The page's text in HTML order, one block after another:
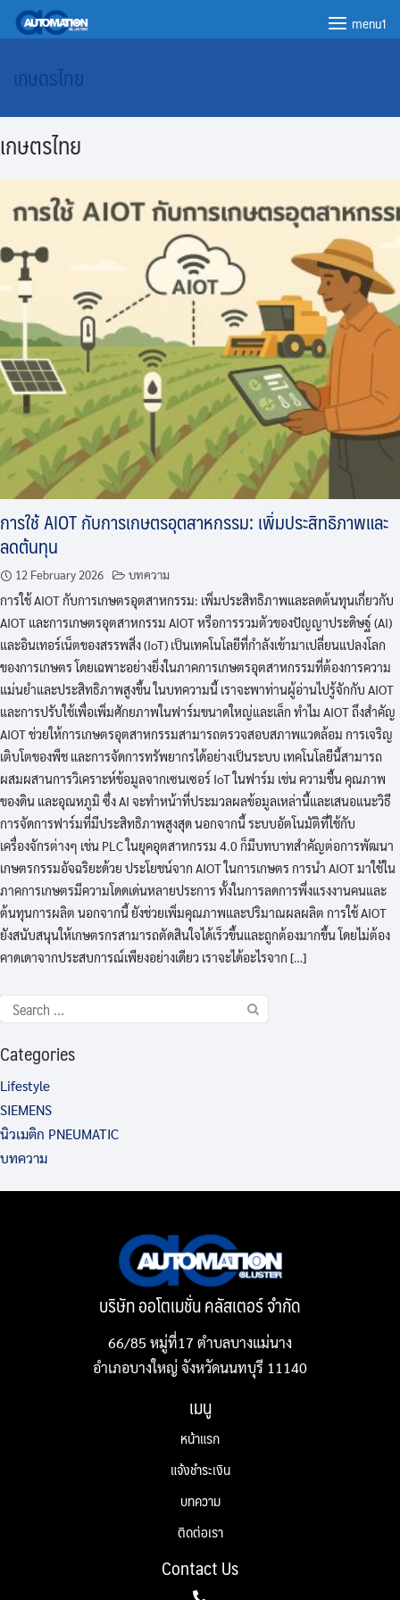
menu1
เกษตรไทย
เกษตรไทย
การใช้ AIOT กับการเกษตรอุตสาหกรรม: เพิ่มประสิทธิภาพและ
ลดต้นทุน
12 February 2026 บทความ
การใช้ AIOT กับการเกษตรอุตสาหกรรม: เพิ่มประสิทธิภาพและลดต้นทุนเกี่ยวกับ
AIOT และการเกษตรอุตสาหกรรม AIOT หรือการรวมตัวของปัญญาประดิษฐ์ (AI)
และอินเทอร์เน็ตของสรรพสิ่ง (IoT) เป็นเทคโนโลยีที่กำลังเข้ามาเปลี่ยนแปลงโลก
ของการเกษตร โดยเฉพาะอย่างยิ่งในภาคการเกษตรอุตสาหกรรมที่ต้องการความ
แม่นยำและประสิทธิภาพสูงขึ้น ในบทความนี้ เราจะพาท่านผู้อ่านไปรู้จักกับ AIOT
และการปรับใช้เพื่อเพิ่มศักยภาพในฟาร์มขนาดใหญ่และเล็ก ทำไม AIOT ถึงสำคัญ
AIOT ช่วยให้การเกษตรอุตสาหกรรมสามารถตรวจสอบสภาพแวดล้อม การเจริญ
เติบโตของพืช และการจัดการทรัพยากรได้อย่างเป็นระบบ เทคโนโลยีนี้สามารถ
ผสมผสานการวิเคราะห์ข้อมูลจากเซนเซอร์ IoT ในฟาร์ม เช่น ความชื้น คุณภาพ
ของดิน และอุณหภูมิ ซึ่ง AI จะทำหน้าที่ประมวลผลข้อมูลเหล่านี้และเสนอแนะวิธี
การจัดการฟาร์มที่มีประสิทธิภาพสูงสุด นอกจากนี้ ระบบอัตโนมัติที่ใช้กับ
เครื่องจักรต่างๆ เช่น PLC ในยุคอุตสาหกรรม 4.0 ก็มีบทบาทสำคัญต่อการพัฒนา
เกษตรกรรมอัจฉริยะด้วย ประโยชน์จาก AIOT ในการเกษตร การนำ AIOT มาใช้ใน
ภาคการเกษตรมีความโดดเด่นหลายประการ ทั้งในการลดการพึ่งแรงงานคนและ
ต้นทุนการผลิต นอกจากนี้ ยังช่วยเพิ่มคุณภาพและปริมาณผลผลิต การใช้ AIOT
ยังสนับสนุนให้เกษตรกรสามารถตัดสินใจได้เร็วขึ้นและถูกต้องมากขึ้น โดยไม่ต้อง
คาดเดาจากประสบการณ์เพียงอย่างเดียว เราจะได้อะไรจาก […]
Categories
Lifestyle
SIEMENS
นิวเมติก PNEUMATIC
บทความ
บริษัท ออโตเมชั่น คลัสเตอร์ จำกัด
66/85 หมู่ที่17 ตำบลบางแม่นาง
อำเภอบางใหญ่ จังหวัดนนทบุรี 11140
เมนู
หน้าแรก
แจ้งชำระเงิน
บทความ
ติดต่อเรา
Contact Us